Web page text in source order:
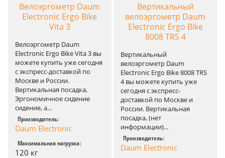
Велоэргометр Daum
Electronic Ergo Bike
Vita 3
Велоэргометр Daum
Electronic Ergo Bike Vita 3 вы
можете купить уже сегодня
с экспресс-доставкой по
Москве и России.
Вертикальная посадка,
Эргономичное сидение
сидение, а...
Производитель:
Daum Electronic
Максимальная нагрузка:
120 кг
Вертикальный
велоэргометр Daum
Electronic Ergo Bike
8008 TRS 4
Вертикальный
велоэргометр Daum
Electronic Ergo Bike 8008 TRS
4 вы можете купить уже
сегодня с экспресс-
доставкой по Москве и
России. Вертикальная
посадка, (нет
информации)...
Производитель:
Daum Electronic